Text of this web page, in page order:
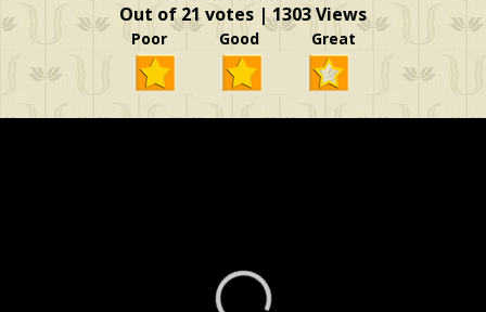
Out of 21 votes | 1303 Views
Poor Good Great